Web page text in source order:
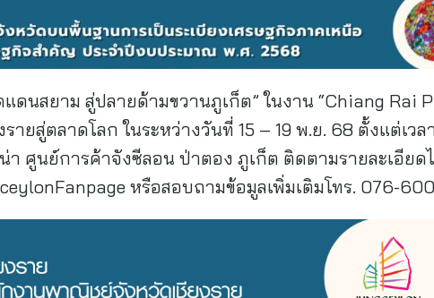
ดนสยาม สู่ปลายด้ามขวานภูเก็ต” ในงาน “Chiang Rai
ยสู่ตลาดโลก ในระหว่างวันที่ 15 – 19 พ.ย. 68 ตั้งแต่เวล
า ศูนย์การค้าจังซีลอน ป่าตอง ภูเก็ต ติดตามรายละเอียด
หรือสอบถามข้อมูลเพิ่มเติมโทร. 076-600-